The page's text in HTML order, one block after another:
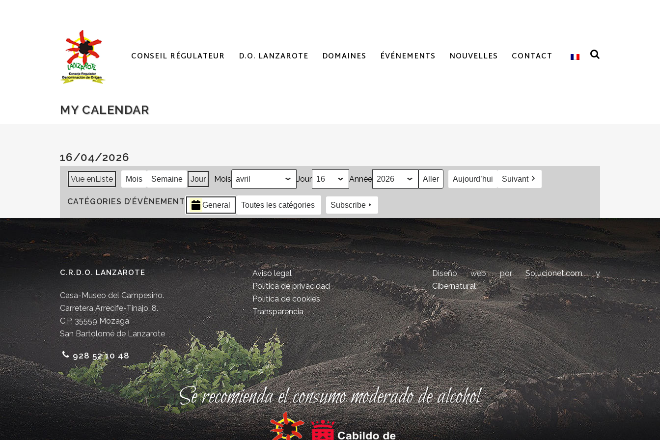
CONSEIL RÉGULATEUR D.O. LANZAROTE DOMAINES ÉVÉNEMENTS NOUVELLES CONTACT
MY CALENDAR
16/04/2026
Vue enListe Mois Semaine Jour Mois Jour Année Aujourd’hui Suivant
CATÉGORIES D’ÉVÈNEMENT General Toutes les catégories Subscribe
C.R.D.O. LANZAROTE
Casa-Museo del Campesino.
Carretera Arrecife-Tinajo, 8.
C.P. 35559 Mozaga
San Bartolomé de Lanzarote
928 52 10 48
Aviso legal
Política de privacidad
Política de cookies
Transparencia
Diseño web porSolucionet.comy
Cibernatural
Se recomienda el consumo moderado de alcohol